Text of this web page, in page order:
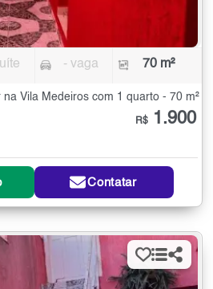
- vaga 70 m²
Vila Medeiros com 1 quarto - 70 m²
R$ 1.900
Contatar